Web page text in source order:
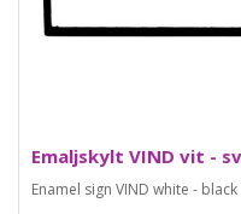
Emaljskylt VIND vit -
Enamel sign VIND white -